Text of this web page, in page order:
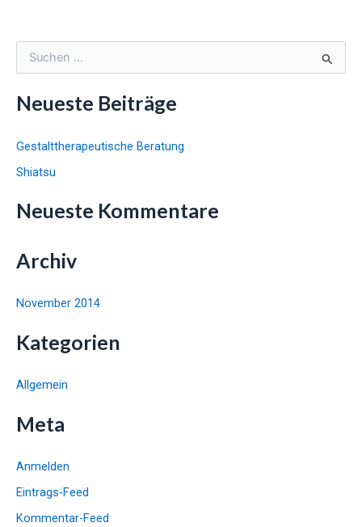
u
h
n
n
a
h
:
Neueste Beiträge
Gestalttherapeutische Beratung
Shiatsu
Neueste Kommentare
Archiv
November 2014
Kategorien
Allgemein
Meta
Anmelden
Eintrags-Feed
Kommentar-Feed